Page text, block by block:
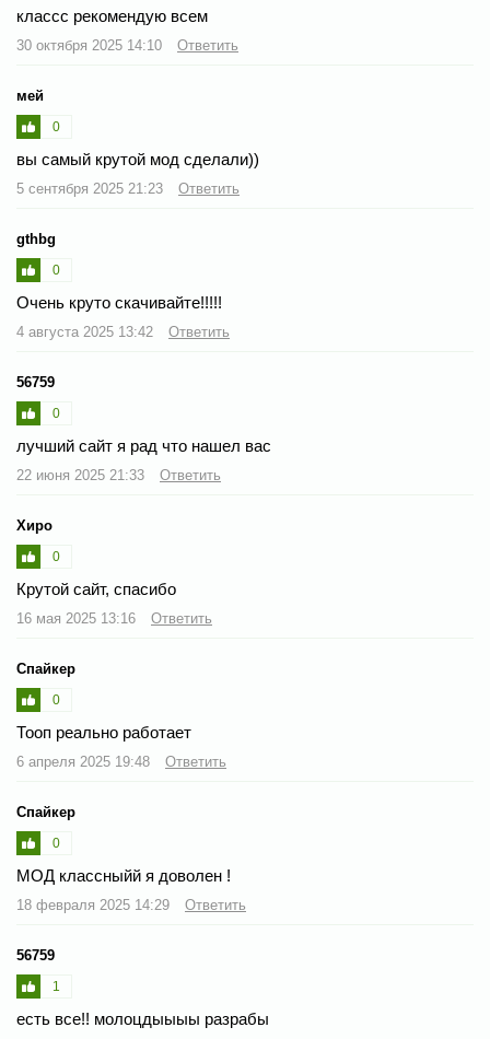
классс рекомендую всем
30 октября 2025 14:10 Ответить
мей
0
вы самый крутой мод сделали))
5 сентября 2025 21:23 Ответить
gthbg
0
Очень круто скачивайте!!!!!
4 августа 2025 13:42 Ответить
56759
0
лучший сайт я рад что нашел вас
22 июня 2025 21:33 Ответить
Хиро
0
Крутой сайт, спасибо
16 мая 2025 13:16 Ответить
Спайкер
0
Тооп реально работает
6 апреля 2025 19:48 Ответить
Спайкер
0
МОД классныйй я доволен !
18 февраля 2025 14:29 Ответить
56759
1
есть все!! молоцдыыыы разрабы